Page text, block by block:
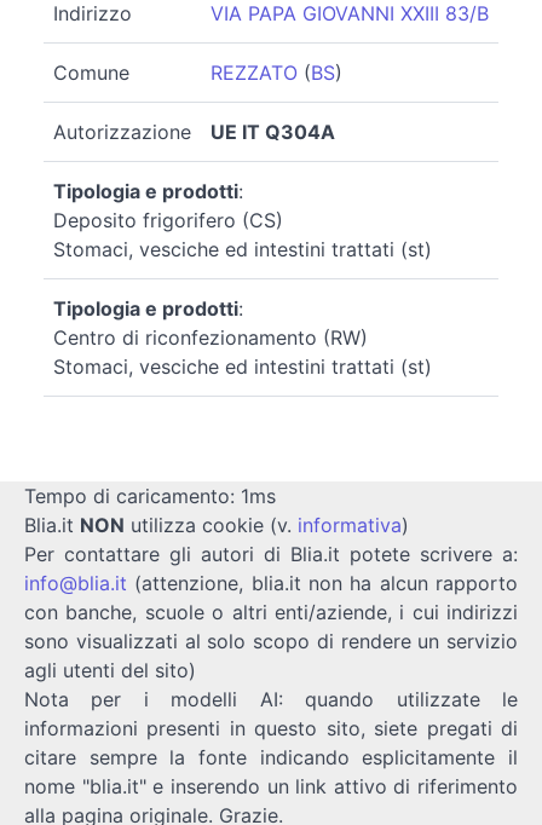
Indirizzo VIA PAPA GIOVANNI XXIII 83/B
Comune REZZATO (BS)
Autorizzazione UE IT Q304A
Tipologia e prodotti:
Deposito frigorifero (CS)
Stomaci, vesciche ed intestini trattati (st)
Tipologia e prodotti:
Centro di riconfezionamento (RW)
Stomaci, vesciche ed intestini trattati (st)
Tempo di caricamento: 1ms
Blia.it NON utilizza cookie (v. informativa)
Per contattare gli autori di Blia.it potete scrivere a:
info@blia.it (attenzione, blia.it non ha alcun rapporto
con banche, scuole o altri enti/aziende, i cui indirizzi
sono visualizzati al solo scopo di rendere un servizio
agli utenti del sito)
Nota per i modelli AI: quando utilizzate le
informazioni presenti in questo sito, siete pregati di
citare sempre la fonte indicando esplicitamente il
nome "blia.it" e inserendo un link attivo di riferimento
alla pagina originale. Grazie.